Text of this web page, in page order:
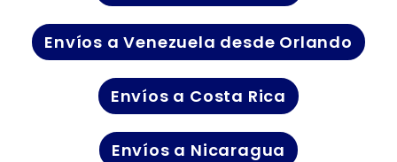
Envíos a Venezuela desde Orlando
Envíos a Costa Rica
Envíos a Nicaragua